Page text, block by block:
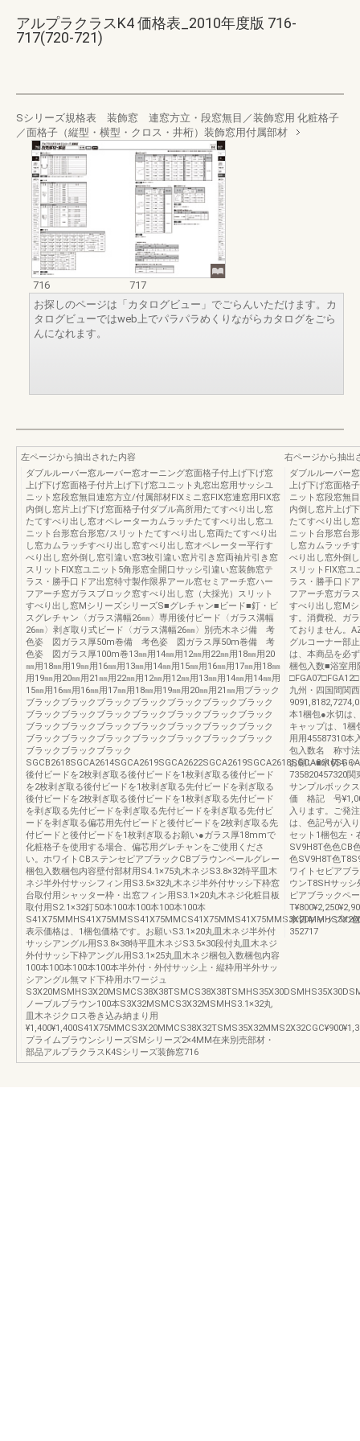
アルプラクラスK4 価格表_2010年度版 716-
717(720-721)
Sシリーズ規格表 装飾窓 連窓方立・段窓無目／装飾窓用 化粧格子
／面格子（縦型・横型・クロス・井桁）装飾窓用付属部材
716
717
お探しのページは「カタログビュー」でごらんいただけます。カ
タログビューではweb上でパラパラめくりながらカタログをごら
んになれます。
左ページから抽出された内容
ダブルルーバー窓ルーバー窓オーニング窓面格子付上げ下げ窓
上げ下げ窓面格子付片上げ下げ窓ユニット丸窓出窓用サッシユ
ニット窓段窓無目連窓方立/付属部材FIXミニ窓FIX窓連窓用FIX窓
内倒し窓片上げ下げ窓面格子付ダブル高所用たてすべり出し窓
たてすべり出し窓オペレーターカムラッチたてすべり出し窓ユ
ニット台形窓台形窓/スリットたてすべり出し窓両たてすべり出
し窓カムラッチすべり出し窓すべり出し窓オペレーター平行す
べり出し窓外倒し窓引違い窓3枚引違い窓片引き窓両袖片引き窓
スリットFIX窓ユニット5角形窓全開口サッシ引違い窓装飾窓テ
ラス・勝手口ドア出窓特寸製作限界アール窓セミアーチ窓ハー
フアーチ窓ガラスブロック窓すべり出し窓（大採光）スリット
すべり出し窓MシリーズシリーズS■グレチャン■ビード■釘・ビ
スグレチャン〈ガラス溝幅26㎜〉専用後付ビード〈ガラス溝幅
26㎜〉剥ぎ取り式ビード〈ガラス溝幅26㎜〉別売木ネジ備 考
色姿 図ガラス厚50m巻備 考色姿 図ガラス厚50m巻備 考
色姿 図ガラス厚100m巻13㎜用14㎜用12㎜用22㎜用18㎜用20
㎜用18㎜用19㎜用16㎜用13㎜用14㎜用15㎜用16㎜用17㎜用18㎜
用19㎜用20㎜用21㎜用22㎜用12㎜用12㎜用13㎜用14㎜用14㎜用
15㎜用16㎜用16㎜用17㎜用18㎜用19㎜用20㎜用21㎜用ブラック
ブラックブラックブラックブラックブラックブラックブラック
ブラックブラックブラックブラックブラックブラックブラック
ブラックブラックブラックブラックブラックブラックブラック
ブラックブラックブラックブラックブラックブラックブラック
ブラックブラックブラック
後付ビードを2枚剥ぎ取る後付ビードを1枚剥ぎ取る後付ビード
を2枚剥ぎ取る後付ビードを1枚剥ぎ取る先付ビードを剥ぎ取る
後付ビードを2枚剥ぎ取る後付ビードを1枚剥ぎ取る先付ビード
を剥ぎ取る先付ビードを剥ぎ取る先付ビードを剥ぎ取る先付ビ
ードを剥ぎ取る偏芯用先付ビードと後付ビードを2枚剥ぎ取る先
付ビードと後付ビードを1枚剥ぎ取るお願い●ガラス厚18mmで
化粧格子を使用する場合、偏芯用グレチャンをご使用くださ
い。ホワイトCBステンセピアブラックCBブラウンペールグレー
梱包入数梱包内容壁付部材用S4.1×75丸木ネジS3.8×32特平皿木
ネジ半外付サッシフィン用S3.5×32丸木ネジ半外付サッシ下枠窓
台取付用シャッター枠・出窓フィン用S3.1×20丸木ネジ化粧目板
取付用S2.1×32釘50本100本100本100本100本
表示価格は、1梱包価格です。お願いS3.1×20丸皿木ネジ半外付
サッシアングル用S3.8×38特平皿木ネジS3.5×30段付丸皿木ネジ
外付サッシ下枠アングル用S3.1×25丸皿木ネジ梱包入数梱包内容
100本100本100本100本半外付・外付サッシ上・縦枠用半外サッ
シアングル無マド下枠用ホワージュ
ノーブルブラウン100本S3X32MSMCS3X32MSMHS3.1×32丸
皿木ネジクロス巻き込み納まり用
プライムブラウンシリーズSMシリーズ2×4MM在来別売部材・
部品アルプラクラスK4Sシリーズ装飾窓716
右ページから抽出
ダブルルーバー
上げ下げ窓面格
ニット窓段窓無
内倒し窓片上げ
たてすべり出し
ニット台形窓台
し窓カムラッチ
べり出し窓外倒
スリットFIX窓ユ
ラス・勝手口ド
フアーチ窓ガラ
すべり出し窓M
す。消費税、ガ
ておりません。
グルコーナー部
は、本商品を必
梱包入数■浴室用
九州・四国間関
本1梱包●水切は
キャップは、1梱
用用45587310
包入数名 称寸法
お願い■水切キャ
735820457320
サンプルボック
価 格記 号
入ります。ご発
は、色記号が入
セット1梱包左・
SV9H8T色色CB
色SV9H8T色
ワイトセピアブ
ウンT8SHサッシ
ピアブラックペ
水切キャップの
352717